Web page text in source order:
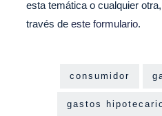
esta temática o cualquier
través de este formulario.
consumidor
gastos